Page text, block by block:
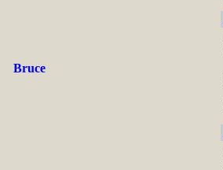
Bruce